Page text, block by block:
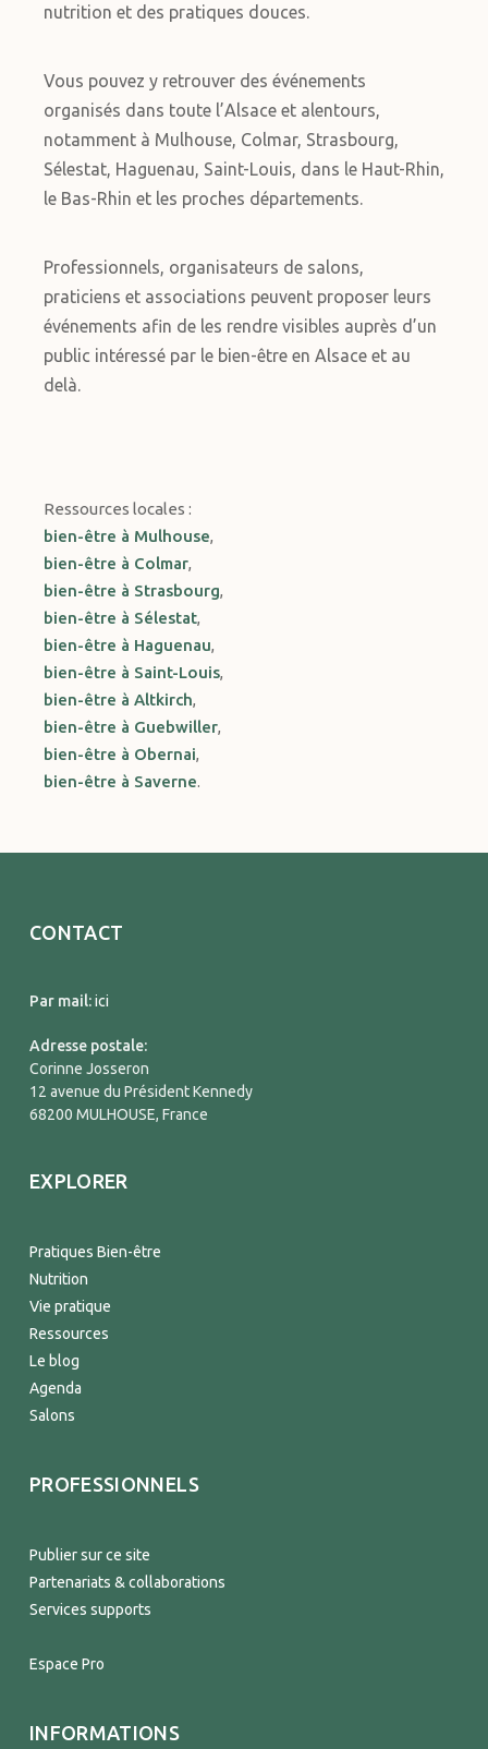
nutrition et des pratiques douces.
Vous pouvez y retrouver des événements
organisés dans toute l’Alsace et alentours,
notamment à Mulhouse, Colmar, Strasbourg,
Sélestat, Haguenau, Saint-Louis, dans le Haut-Rhin,
le Bas-Rhin et les proches départements.
Professionnels, organisateurs de salons,
praticiens et associations peuvent proposer leurs
événements afin de les rendre visibles auprès d’un
public intéressé par le bien-être en Alsace et au
delà.
Ressources locales :
bien-être à Mulhouse,
bien-être à Colmar,
bien-être à Strasbourg,
bien-être à Sélestat,
bien-être à Haguenau,
bien-être à Saint-Louis,
bien-être à Altkirch,
bien-être à Guebwiller,
bien-être à Obernai,
bien-être à Saverne.
CONTACT
Par mail:ici
Adresse postale:
Corinne Josseron
12 avenue du Président Kennedy
68200 MULHOUSE, France
EXPLORER
Pratiques Bien-être
Nutrition
Vie pratique
Ressources
Le blog
Agenda
Salons
PROFESSIONNELS
Publier sur ce site
Partenariats & collaborations
Services supports
Espace Pro
INFORMATIONS